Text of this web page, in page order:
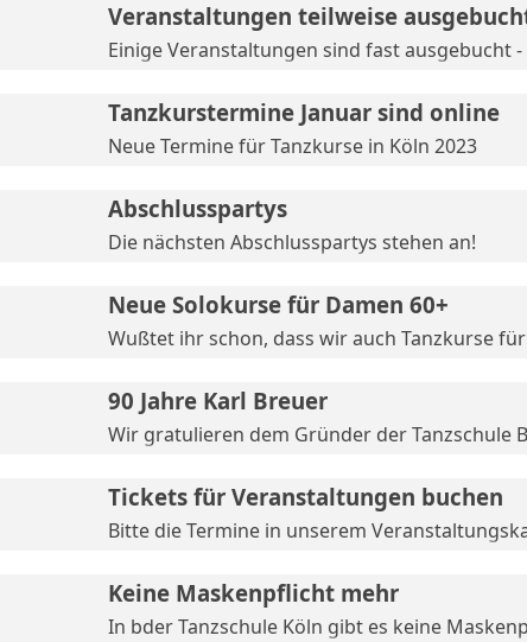
Veranstaltungen teilweise
Einige Veranstaltungen sind fast ausgebucht
Tanzkurstermine Januar sind online
Neue Termine für Tanzkurse in Köln 2023
Abschlusspartys
Die nächsten Abschlusspartys stehen an!
Neue Solokurse für Damen 60+
Wußtet ihr schon, dass wir auch Tanzkurse
90 Jahre Karl Breuer
Wir gratulieren dem Gründer der Tanzschule
Tickets für Veranstaltungen buchen
Bitte die Termine in unserem
Keine Maskenpflicht mehr
In bder Tanzschule Köln gibt es keine